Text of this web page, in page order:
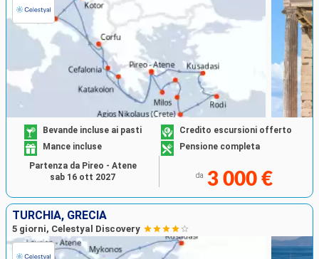
Bevande incluse ai pasti
Credito escursioni offerto
Mance incluse
Pensione completa
da 3 000 €
Partenza da Pireo - Atene
sab 16 ott 2027
TURCHIA, GRECIA
5 giorni, Celestyal Discovery